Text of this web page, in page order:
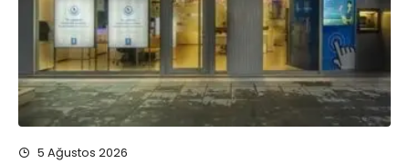
5 Ağustos 2026